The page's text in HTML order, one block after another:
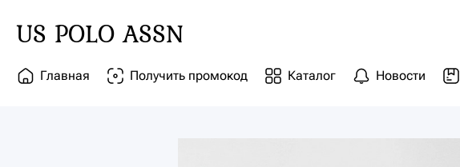
US POLO ASSN
Главная Получить промокод Каталог Новости